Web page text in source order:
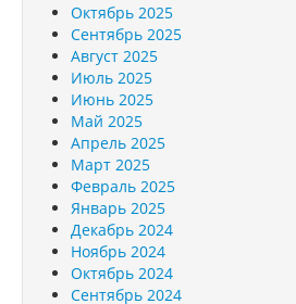
Октябрь 2025
Сентябрь 2025
Август 2025
Июль 2025
Июнь 2025
Май 2025
Апрель 2025
Март 2025
Февраль 2025
Январь 2025
Декабрь 2024
Ноябрь 2024
Октябрь 2024
Сентябрь 2024